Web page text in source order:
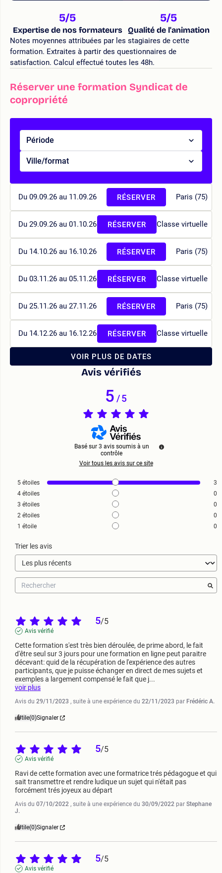
5/5
Expertise de nos formateurs
5/5
Qualité de l'animation
Notes moyennes attribuées par les stagiaires de cette
formation. Extraites à partir des questionnaires de
satisfaction. Calcul effectué toutes les 48h.
Réserver une formation Syndicat de
copropriété
Période
Ville/format
Du 09.09.26 au 11.09.26 Paris (75)
RÉSERVER
Du 29.09.26 au 01.10.26 Classe virtuelle
RÉSERVER
Du 14.10.26 au 16.10.26 Paris (75)
RÉSERVER
Du 03.11.26 au 05.11.26 Classe virtuelle
RÉSERVER
Du 25.11.26 au 27.11.26 Paris (75)
RÉSERVER
Du 14.12.26 au 16.12.26 Classe virtuelle
RÉSERVER
VOIR PLUS DE DATES
Avis vérifiés
5/5
Basé sur 3 avis soumis à un
contrôle
Voir tous les avis sur ce site
5 étoiles
3
4 étoiles
0
3 étoiles
0
2 étoiles
0
1 étoile 0
Trier les avis
5/5
Avis vérifié
Cette formation s'est très bien déroulée, de prime abord, le fait
d'être seul sur 3 jours pour une formation en ligne peut paraitre
décevant: quid de la récupération de l'expérience des autres
participants, que je puisse échanger en direct de mes sujets et
exemples a largement compensé le fait que j...
voir plus
Avis du 29/11/2023 , suite à une expérience du 22/11/2023 par Frédéric A.
Utile(0)Signaler
5/5
Avis vérifié
Ravi de cette formation avec une formatrice trés pédagogue et qui
sait transmettre et rendre ludique un sujet qui n'était pas
forcément trés joyeux au départ
Avis du 07/10/2022 , suite à une expérience du 30/09/2022 par Stephane
J.
Utile(0)Signaler
5/5
Avis vérifié